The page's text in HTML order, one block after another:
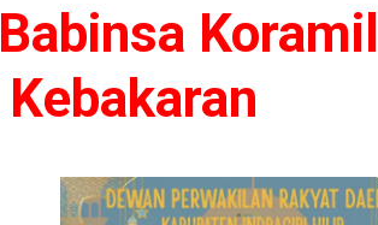
Koramil